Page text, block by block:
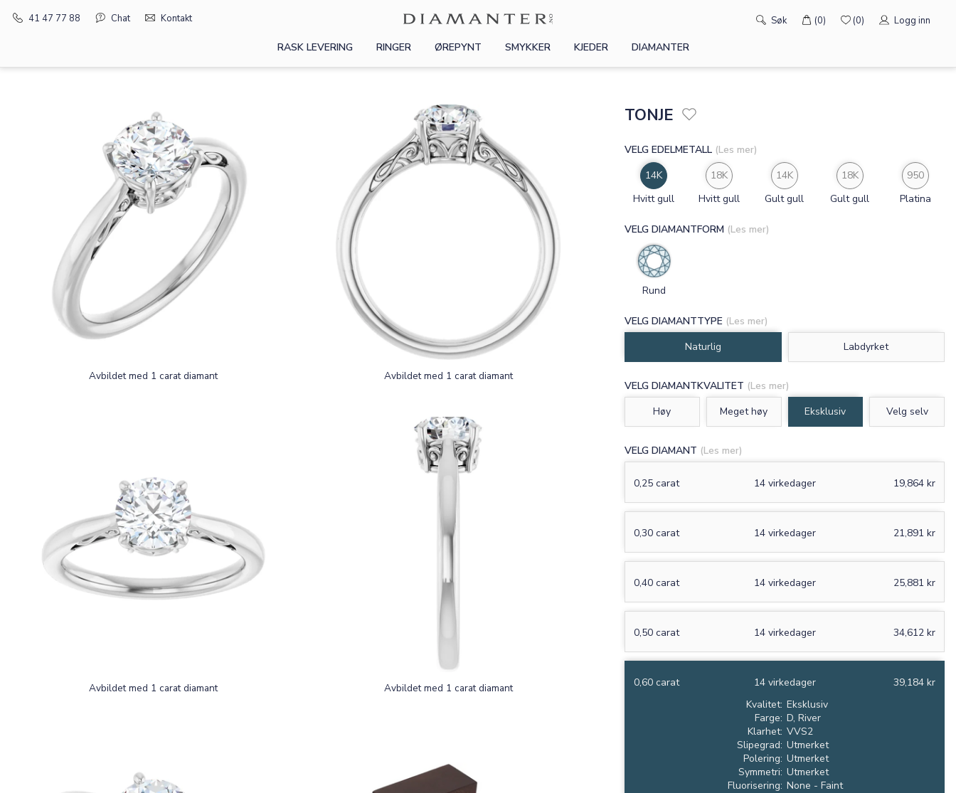
×
×
41 47 77 88 Chat Kontakt Søk (0) (0) Logg inn
RASK LEVERING RINGER ØREPYNT SMYKKER KJEDER DIAMANTER
Avbildet med 1 carat diamant Avbildet med 1 carat diamant
Avbildet med 1 carat diamant Avbildet med 1 carat diamant
TONJE
VELG DIAMANTTYPE (Les mer)
Naturlig
Labdyrket
VELG DIAMANTKVALITET (Les mer)
Høy
Meget høy Eksklusiv Velg selv
VELG DIAMANT (Les mer)
0,25 carat 19,864 kr
14 virkedager
0,30 carat 21,891 kr
14 virkedager
0,40 carat 25,881 kr
14 virkedager
0,50 carat 34,612 kr
14 virkedager
0,60 carat 39,184 kr
14 virkedager
Kvalitet: Eksklusiv
Farge: D, River
Klarhet: VVS2
Slipegrad: Utmerket
Polering: Utmerket
Symmetri: Utmerket
Fluorisering: None - Faint
VELG EDELMETALL (Les mer)
14K
Hvitt gull
18K
Hvitt gull
14K
Gult gull
18K
Gult gull
950
Platina
VELG DIAMANTFORM (Les mer)
Rund